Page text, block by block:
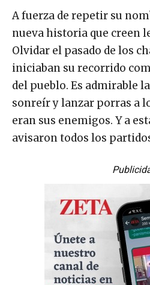
A fuerza de repetir su
nueva historia que creen
Olvidar el pasado de los
iniciaban su recorrido
del pueblo. Es admirable
sonreír y lanzar porras a
eran sus enemigos. Y a
avisaron todos los